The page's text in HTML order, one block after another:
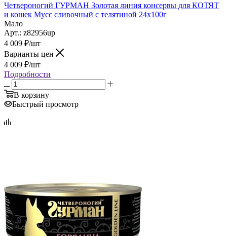
Четвероногий ГУРМАН Золотая линия консервы для КОТЯТ
и кошек Мусс сливочный с телятиной 24х100г
Мало
Арт.: z82956up
4 009 ₽/шт
Варианты цен
4 009 ₽/шт
Подробности
В корзину
Быстрый просмотр